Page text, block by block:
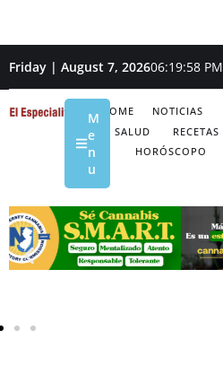
Friday | August 7, 202606:19:59 PM
HOME NOTICIAS
SALUD
RECETAS
HORÓSCOPO
M
e
n
u